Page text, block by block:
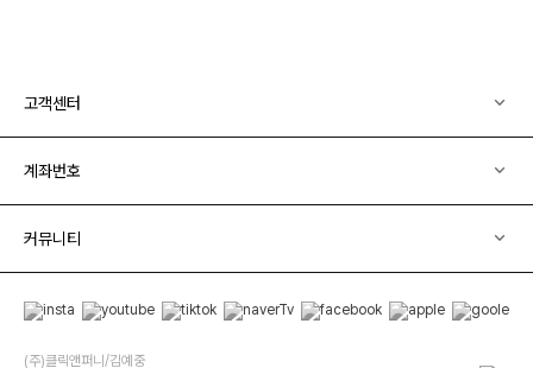
고객센터
계좌번호
커뮤니티
(주)클릭앤퍼니/김예중